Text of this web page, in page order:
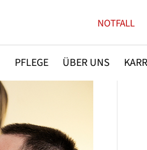
PFLEGE ÜBER UNS
NOTFALL